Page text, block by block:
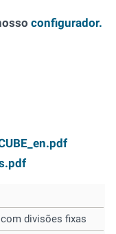
configurador.
divisões fixas